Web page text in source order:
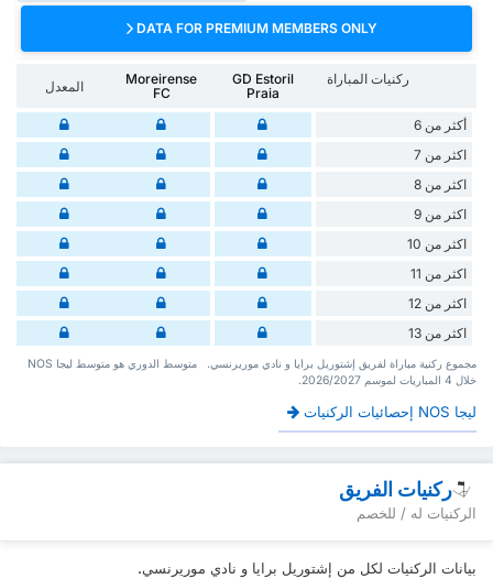
DATA FOR PREMIUM MEMBERS ONLY
ركنيات المباراة
GD Estoril
Praia
Moreirense
FC
المعدل
أكثر من 6
اكثر من 7
اكثر من 8
اكثر من 9
اكثر من 10
اكثر من 11
اكثر من 12
اكثر من 13
‏مجموع ركنية مباراة لفريق إشتوريل برايا و نادي موريرنسي. ‏‏ ‏ ‏متوسط الدوري هو متوسط ليجا NOS
‏خلال 4 ‏المباريات لموسم 2026/2027.
ليجا NOS إحصائيات الركنيات
ركنيات الفريق
الركنيات له / للخصم
بيانات الركنيات لكل من إشتوريل برايا و نادي موريرنسي.